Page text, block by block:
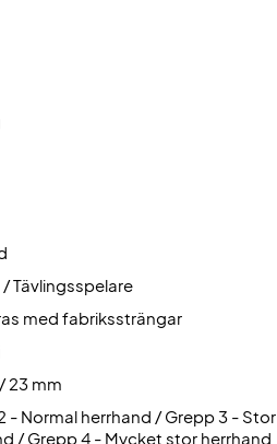
/ Tävlingsspelare
med fabrikssträngar
23 mm
- Normal herrhand / Grepp 3 - Stor
/ Grepp 4 - Mycket stor herrhand